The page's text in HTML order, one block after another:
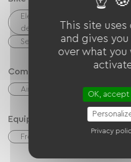
du terroir sélectionnés avec
Electrical charging point (for
devices, etc.)
Secure bike shelter
Comfort
Air-conditioning
Equipment
Free Wifi
This site uses
and gives you
over what you
OK, accept
Privacy